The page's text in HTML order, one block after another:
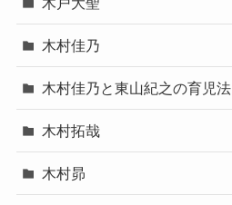
木村佳乃
木村佳乃と東山紀之の育児法
木村拓哉
木村昴